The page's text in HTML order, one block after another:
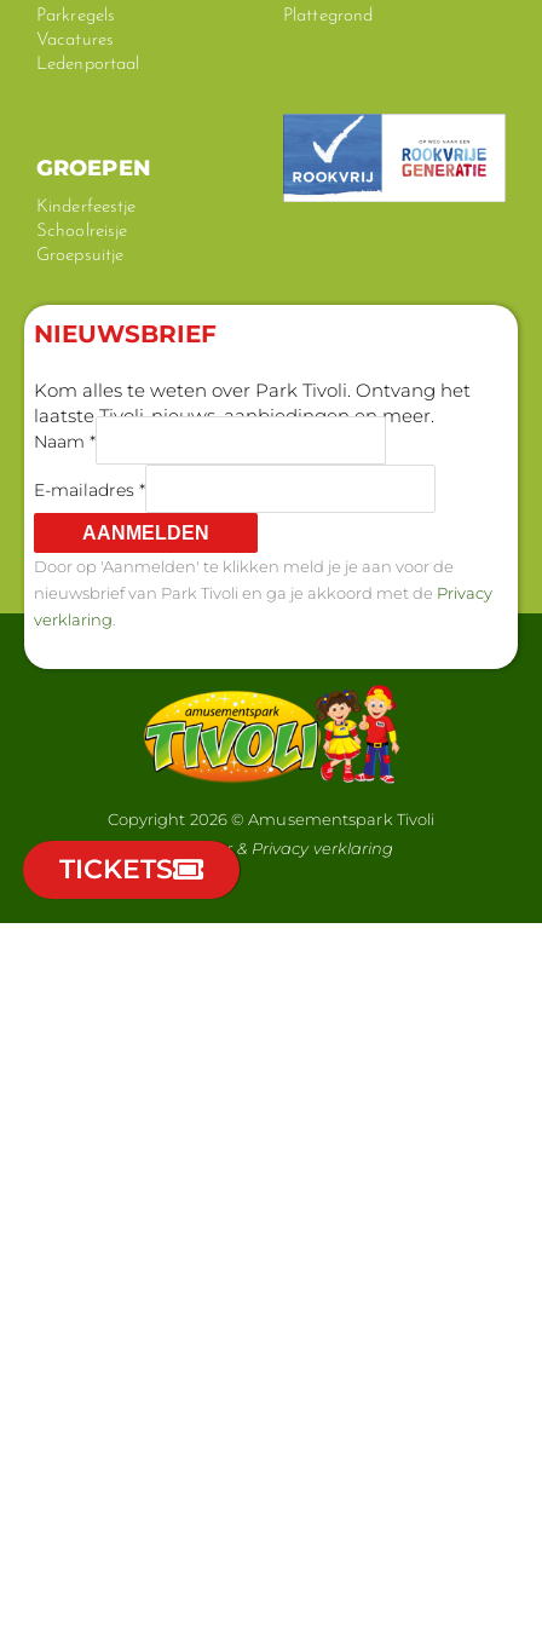
Parkregels
Vacatures
Ledenportaal
Plattegrond
GROEPEN
Kinderfeestje
Schoolreisje
Groepsuitje
NIEUWSBRIEF
Kom alles te weten over Park Tivoli. Ontvang het
laatste Tivoli-nieuws, aanbiedingen en meer.
Naam *
E-mailadres *
AANMELDEN
Door op 'Aanmelden' te klikken meld je je aan voor de
nieuwsbrief van Park Tivoli en ga je akkoord met de Privacy
verklaring
Copyright 2026 © Amusementspark Tivoli
Disclaimer & Privacy verklaring
TICKETS